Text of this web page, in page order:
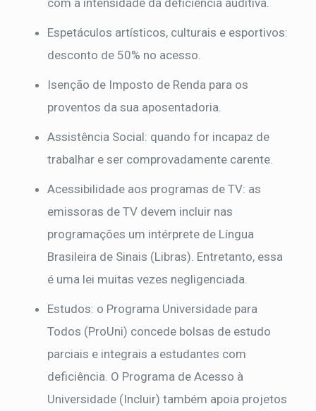
Espetáculos artísticos, culturais e esportivos:
desconto de 50% no acesso.
Isenção de Imposto de Renda para os
proventos da sua aposentadoria.
Assistência Social: quando for incapaz de
trabalhar e ser comprovadamente carente.
Acessibilidade aos programas de TV: as
emissoras de TV devem incluir nas
programações um intérprete de Língua
Brasileira de Sinais (Libras). Entretanto, essa
é uma lei muitas vezes negligenciada.
Estudos: o Programa Universidade para
Todos (ProUni) concede bolsas de estudo
parciais e integrais a estudantes com
deficiência. O Programa de Acesso à
Universidade (Incluir) também apoia projetos